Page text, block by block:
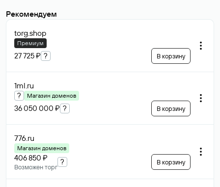
Рекомендуем
torg.shop
Премиум
27 725 ₽ ? В корзину
1ml.ru
? Магазин доменов
36 050 000 ₽ ? В корзину
776.ru
Магазин доменов
406 850 ₽
Возможен торг
? В корзину